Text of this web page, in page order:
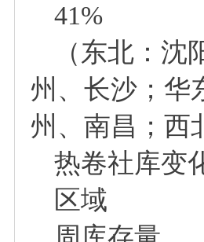
41%
（东北：
州、长沙；华
州、南昌；西
热卷社库变
区域